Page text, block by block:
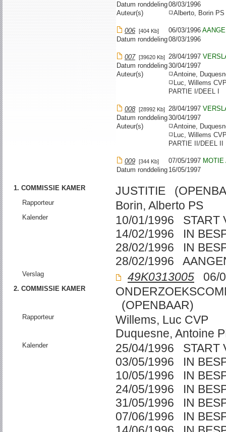
Datum ronddeling08/03/1996
Auteur(s)
Alberto, Borin PS
006 [404 Kb] 06/03/1996
Datum ronddeling08/03/1996
007 [39620 Kb] 28/04/1997
Datum ronddeling30/04/1997
Auteur(s)
Antoine,
Luc, Willems
PARTIE I/DEEL I
008 [28992 Kb] 28/04/1997
Datum ronddeling30/04/1997
Auteur(s)
Antoine,
Luc, Willems
PARTIE II/DEEL II
009 [344 Kb] 07/05/1997 MOTIE
Datum ronddeling 16/05/1997
1. COMMISSIE KAMER JUSTITIE
Rapporteur Borin, Alberto PS
Kalender
10/01/1996 START
14/02/1996 IN
28/02/1996 IN
28/02/1996
Verslag 49K0313005 06/
2. COMMISSIE KAMER
(OPENBAAR)
Rapporteur
Willems, Luc CVP
Duquesne, Antoine
Kalender
25/04/1996 START
03/05/1996 IN
10/05/1996 IN
24/05/1996 IN
31/05/1996 IN
07/06/1996 IN